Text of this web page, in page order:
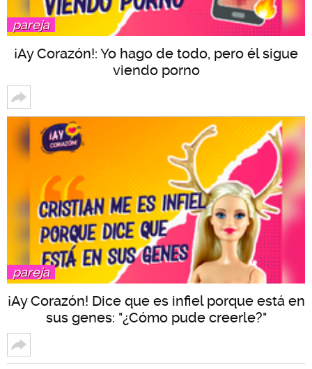
pareja
¡Ay Corazón!: Yo hago de todo, pero él sigue
viendo porno
pareja
¡Ay Corazón! Dice que es infiel porque está en
sus genes: "¿Cómo pude creerle?"